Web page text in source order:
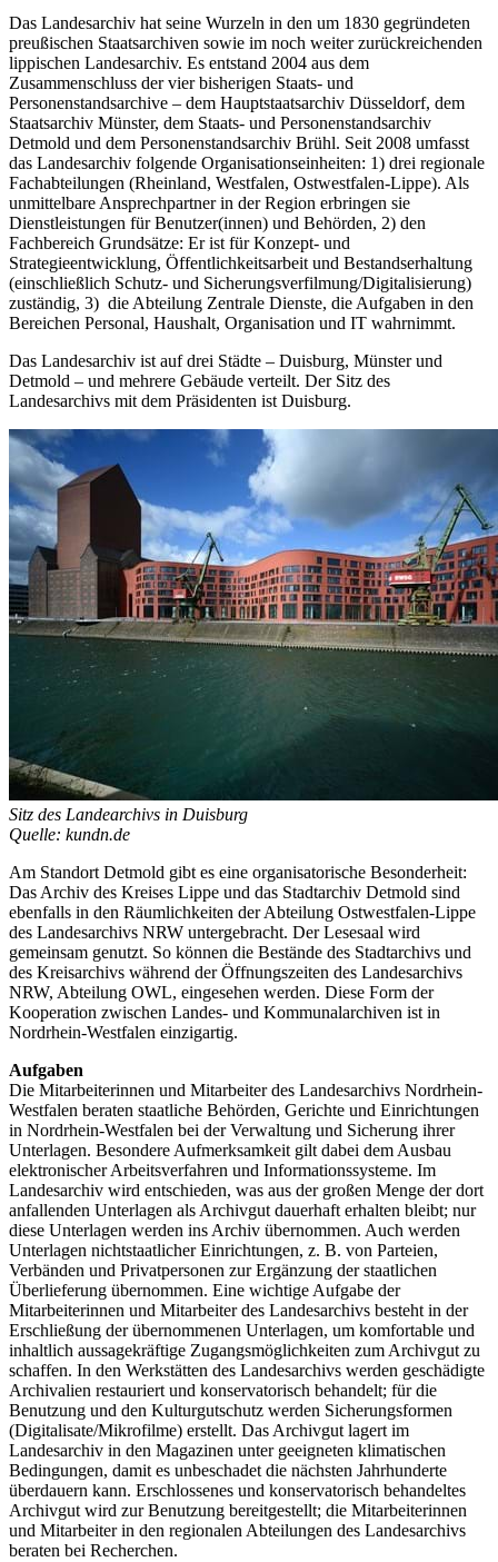
Das Landesarchiv hat seine Wurzeln in den um 1830 gegründeten
preußischen Staatsarchiven sowie im noch weiter zurückreichenden
lippischen Landesarchiv. Es entstand 2004 aus dem
Zusammenschluss der vier bisherigen Staats- und
Personenstandsarchive – dem Hauptstaatsarchiv Düsseldorf, dem
Staatsarchiv Münster, dem Staats- und Personenstandsarchiv
Detmold und dem Personenstandsarchiv Brühl. Seit 2008 umfasst
das Landesarchiv folgende Organisationseinheiten: 1) drei regionale
Fachabteilungen (Rheinland, Westfalen, Ostwestfalen-Lippe). Als
unmittelbare Ansprechpartner in der Region erbringen sie
Dienstleistungen für Benutzer(innen) und Behörden, 2) den
Fachbereich Grundsätze: Er ist für Konzept- und
Strategieentwicklung, Öffentlichkeitsarbeit und Bestandserhaltung
(einschließlich Schutz- und Sicherungsverfilmung/Digitalisierung)
zuständig, 3) die Abteilung Zentrale Dienste, die Aufgaben in den
Bereichen Personal, Haushalt, Organisation und IT wahrnimmt.
Das Landesarchiv ist auf drei Städte – Duisburg, Münster und
Detmold – und mehrere Gebäude verteilt. Der Sitz des
Landesarchivs mit dem Präsidenten ist Duisburg.
Sitz des Landearchivs in Duisburg
Quelle: kundn.de
Am Standort Detmold gibt es eine organisatorische Besonderheit:
Das Archiv des Kreises Lippe und das Stadtarchiv Detmold sind
ebenfalls in den Räumlichkeiten der Abteilung Ostwestfalen-Lippe
des Landesarchivs NRW untergebracht. Der Lesesaal wird
gemeinsam genutzt. So können die Bestände des Stadtarchivs und
des Kreisarchivs während der Öffnungszeiten des Landesarchivs
NRW, Abteilung OWL, eingesehen werden. Diese Form der
Kooperation zwischen Landes- und Kommunalarchiven ist in
Nordrhein-Westfalen einzigartig.
Aufgaben
Die Mitarbeiterinnen und Mitarbeiter des Landesarchivs Nordrhein-
Westfalen beraten staatliche Behörden, Gerichte und Einrichtungen
in Nordrhein-Westfalen bei der Verwaltung und Sicherung ihrer
Unterlagen. Besondere Aufmerksamkeit gilt dabei dem Ausbau
elektronischer Arbeitsverfahren und Informationssysteme. Im
Landesarchiv wird entschieden, was aus der großen Menge der dort
anfallenden Unterlagen als Archivgut dauerhaft erhalten bleibt; nur
diese Unterlagen werden ins Archiv übernommen. Auch werden
Unterlagen nichtstaatlicher Einrichtungen, z. B. von Parteien,
Verbänden und Privatpersonen zur Ergänzung der staatlichen
Überlieferung übernommen. Eine wichtige Aufgabe der
Mitarbeiterinnen und Mitarbeiter des Landesarchivs besteht in der
Erschließung der übernommenen Unterlagen, um komfortable und
inhaltlich aussagekräftige Zugangsmöglichkeiten zum Archivgut zu
schaffen. In den Werkstätten des Landesarchivs werden geschädigte
Archivalien restauriert und konservatorisch behandelt; für die
Benutzung und den Kulturgutschutz werden Sicherungsformen
(Digitalisate/Mikrofilme) erstellt. Das Archivgut lagert im
Landesarchiv in den Magazinen unter geeigneten klimatischen
Bedingungen, damit es unbeschadet die nächsten Jahrhunderte
überdauern kann. Erschlossenes und konservatorisch behandeltes
Archivgut wird zur Benutzung bereitgestellt; die Mitarbeiterinnen
und Mitarbeiter in den regionalen Abteilungen des Landesarchivs
beraten bei Recherchen.